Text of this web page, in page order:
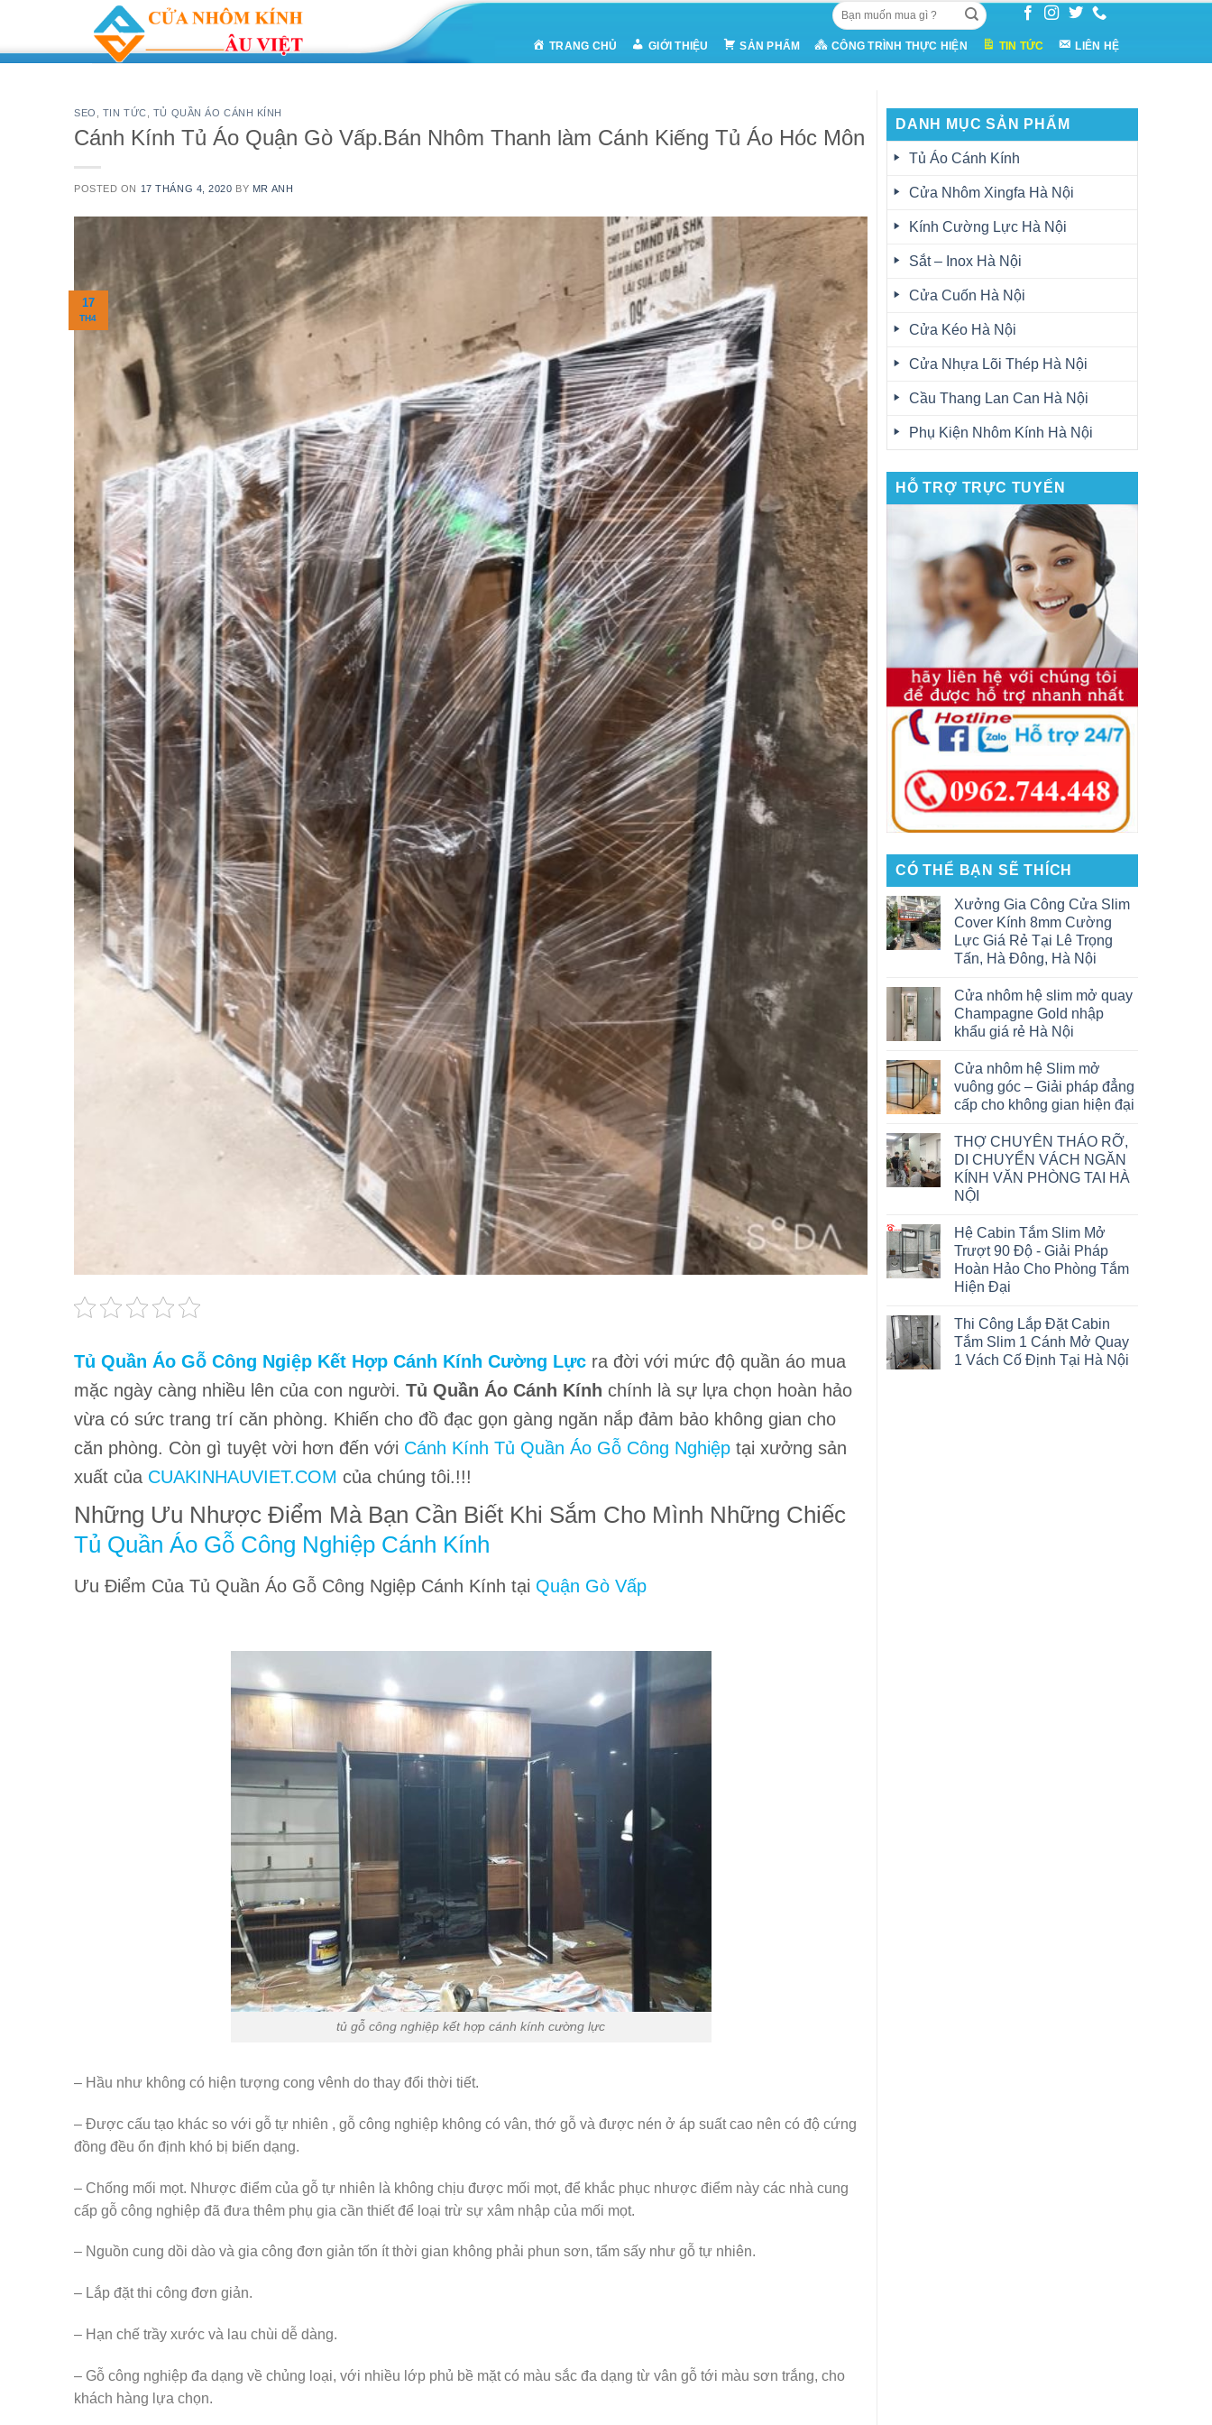
content
Tìm
kiếm:
TRANG CHỦ GIỚI THIỆU SẢN PHẨM CÔNG TRÌNH THỰC HIỆN TIN TỨC LIÊN HỆ
SEO TIN TỨC TỦ QUẦN ÁO CÁNH KÍNH
Cánh Kính Tủ Áo Quận Gò Vấp.Bán Nhôm Thanh làm Cánh Kiếng Tủ Áo Hóc Môn
POSTED ON 17 THÁNG 4, 2020 BY MR ANH
17
TH4
Tủ Quần Áo Gỗ Công Ngiệp Kết Hợp Cánh Kính Cường Lực ra đời với mức độ quần áo mua
mặc ngày càng nhiều lên của con người. Tủ Quần Áo Cánh Kính chính là sự lựa chọn hoàn hảo
vừa có sức trang trí căn phòng. Khiến cho đồ đạc gọn gàng ngăn nắp đảm bảo không gian cho
căn phòng. Còn gì tuyệt vời hơn đến với Cánh Kính Tủ Quần Áo Gỗ Công Nghiệp tại xưởng sản
xuất của CUAKINHAUVIET.COM của chúng tôi.!!!
Những Ưu Nhược Điểm Mà Bạn Cần Biết Khi Sắm Cho Mình Những Chiếc
Tủ Quần Áo Gỗ Công Nghiệp Cánh Kính
Ưu Điểm Của Tủ Quần Áo Gỗ Công Ngiệp Cánh Kính tại Quận Gò Vấp
tủ gỗ công nghiệp kết hợp cánh kính cường lực
– Hầu như không có hiện tượng cong vênh do thay đổi thời tiết.
– Được cấu tạo khác so với gỗ tự nhiên , gỗ công nghiệp không có vân, thớ gỗ và được nén ở áp suất cao nên có độ cứng
đồng đều ổn định khó bị biến dạng.
– Chống mối mọt. Nhược điểm của gỗ tự nhiên là không chịu được mối mọt, để khắc phục nhược điểm này các nhà cung
cấp gỗ công nghiệp đã đưa thêm phụ gia cần thiết để loại trừ sự xâm nhập của mối mọt.
– Nguồn cung dồi dào và gia công đơn giản tốn ít thời gian không phải phun sơn, tẩm sấy như gỗ tự nhiên.
– Lắp đặt thi công đơn giản.
– Hạn chế trầy xước và lau chùi dễ dàng.
– Gỗ công nghiệp đa dạng về chủng loại, với nhiều lớp phủ bề mặt có màu sắc đa dạng từ vân gỗ tới màu sơn trắng, cho
khách hàng lựa chọn.
DANH MỤC SẢN PHẨM
Tủ Áo Cánh Kính
Cửa Nhôm Xingfa Hà Nội
Kính Cường Lực Hà Nội
Sắt – Inox Hà Nội
Cửa Cuốn Hà Nội
Cửa Kéo Hà Nội
Cửa Nhựa Lõi Thép Hà Nội
Cầu Thang Lan Can Hà Nội
Phụ Kiện Nhôm Kính Hà Nội
HỖ TRỢ TRỰC TUYẾN
CÓ THỂ BẠN SẼ THÍCH
Xưởng Gia Công Cửa Slim
Cover Kính 8mm Cường
Lực Giá Rẻ Tại Lê Trọng
Tấn, Hà Đông, Hà Nội
Cửa nhôm hệ slim mở quay
Champagne Gold nhập
khẩu giá rẻ Hà Nội
Cửa nhôm hệ Slim mở
vuông góc – Giải pháp đẳng
cấp cho không gian hiện đại
THỢ CHUYÊN THÁO RỠ,
DI CHUYỂN VÁCH NGĂN
KÍNH VĂN PHÒNG TAI HÀ
NỘI
Hệ Cabin Tắm Slim Mở
Trượt 90 Độ - Giải Pháp
Hoàn Hảo Cho Phòng Tắm
Hiện Đại
Thi Công Lắp Đặt Cabin
Tắm Slim 1 Cánh Mở Quay
1 Vách Cố Định Tại Hà Nội